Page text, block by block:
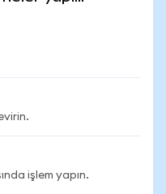
işlem yapın.